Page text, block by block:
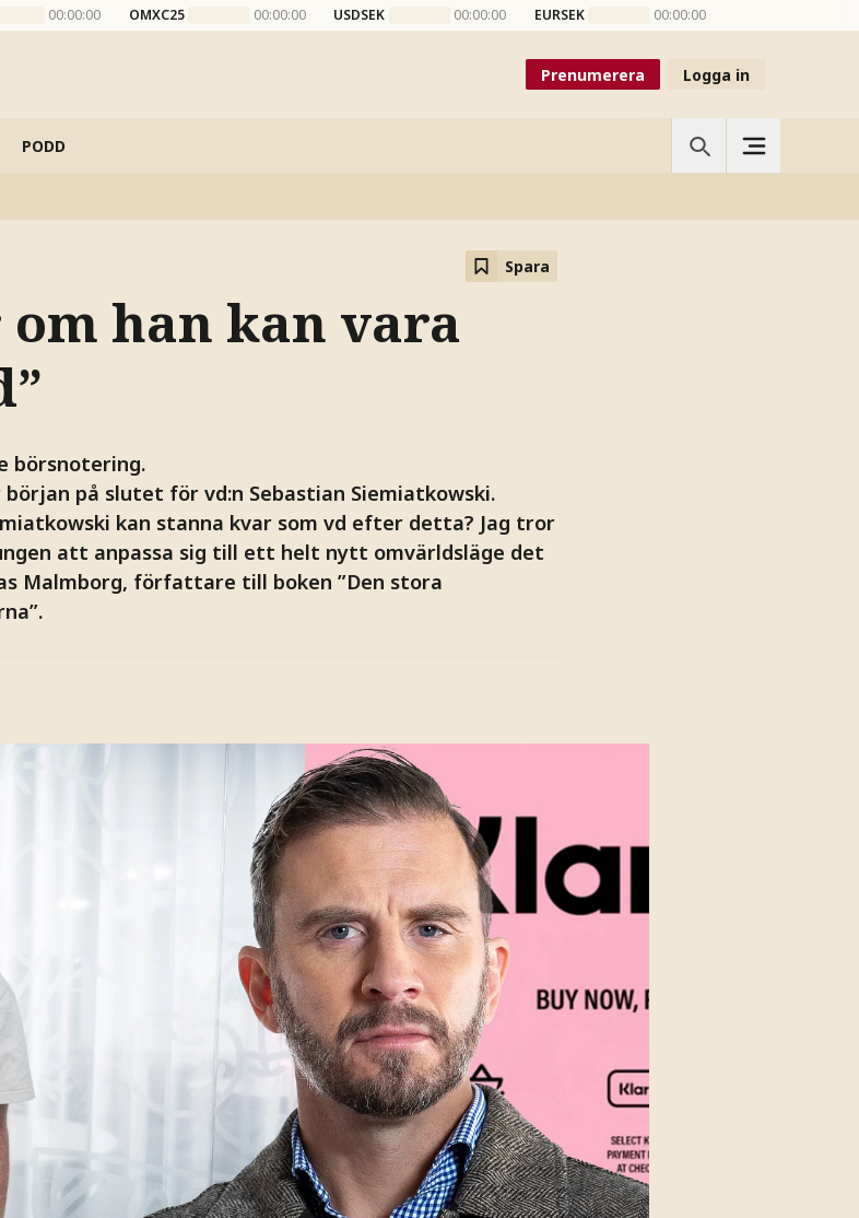
00:00:00 OMXC25 00:00:00 USDSEK 00:00:00 EURSEK 00:00:00
Prenumerera Logga in
PODD
Spara
om han kan vara
börsnotering.
på slutet för vd:n Sebastian Siemiatkowski.
kan stanna kvar som vd efter detta? Jag tror
att anpassa sig till ett helt nytt omvärldsläge det
Malmborg, författare till boken ”Den stora